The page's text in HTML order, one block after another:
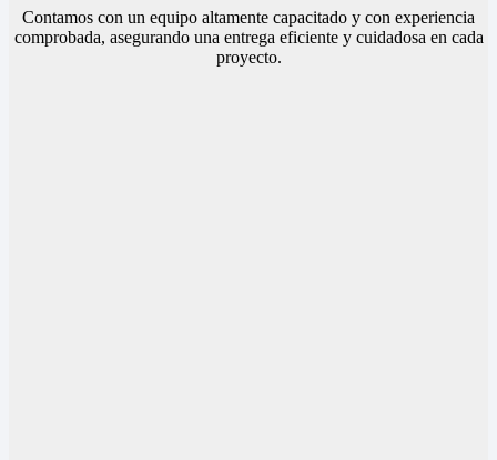
Contamos con un equipo altamente capacitado y con experiencia
comprobada, asegurando una entrega eficiente y cuidadosa en cada
proyecto.